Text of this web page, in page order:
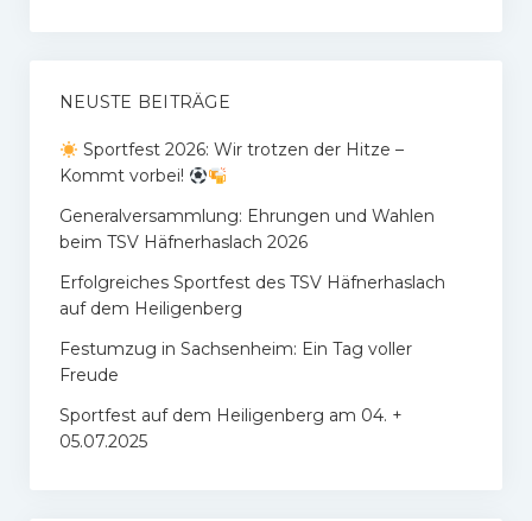
NEUSTE BEITRÄGE
Sportfest 2026: Wir trotzen der Hitze –
Kommt vorbei!
Generalversammlung: Ehrungen und Wahlen
beim TSV Häfnerhaslach 2026
Erfolgreiches Sportfest des TSV Häfnerhaslach
auf dem Heiligenberg
Festumzug in Sachsenheim: Ein Tag voller
Freude
Sportfest auf dem Heiligenberg am 04. +
05.07.2025